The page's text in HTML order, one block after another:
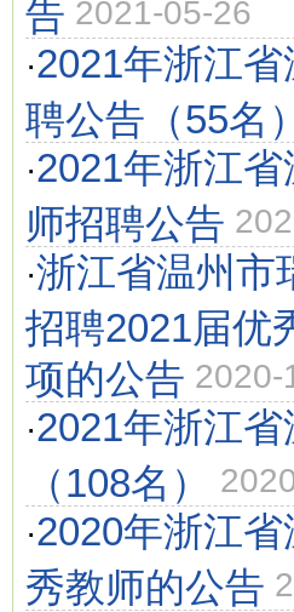
告 2021-05-26
·2021年浙江
聘公告（55名）
·2021年浙江
师招聘公告
·浙江省温州市
招聘2021届优
项的公告 2020-
·2021年浙江
（108名）
·2020年浙江
秀教师的公告